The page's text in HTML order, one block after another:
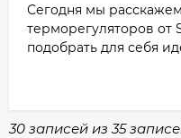
Сегодня мы
терморегуляторов от
подобрать для себя
30 записей из 35